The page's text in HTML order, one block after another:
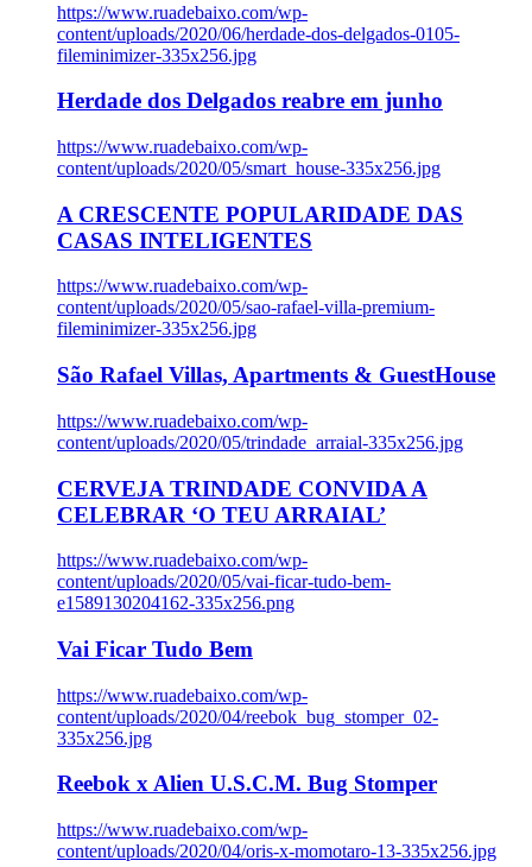
https://www.ruadebaixo.com/wp-
content/uploads/2020/06/herdade-dos-delgados-0105-
fileminimizer-335x256.jpg
Herdade dos Delgados reabre em junho
https://www.ruadebaixo.com/wp-
content/uploads/2020/05/smart_house-335x256.jpg
A CRESCENTE POPULARIDADE DAS
CASAS INTELIGENTES
https://www.ruadebaixo.com/wp-
content/uploads/2020/05/sao-rafael-villa-premium-
fileminimizer-335x256.jpg
São Rafael Villas, Apartments & GuestHouse
https://www.ruadebaixo.com/wp-
content/uploads/2020/05/trindade_arraial-335x256.jpg
CERVEJA TRINDADE CONVIDA A
CELEBRAR ‘O TEU ARRAIAL’
https://www.ruadebaixo.com/wp-
content/uploads/2020/05/vai-ficar-tudo-bem-
e1589130204162-335x256.png
Vai Ficar Tudo Bem
https://www.ruadebaixo.com/wp-
content/uploads/2020/04/reebok_bug_stomper_02-
335x256.jpg
Reebok x Alien U.S.C.M. Bug Stomper
https://www.ruadebaixo.com/wp-
content/uploads/2020/04/oris-x-momotaro-13-335x256.jpg